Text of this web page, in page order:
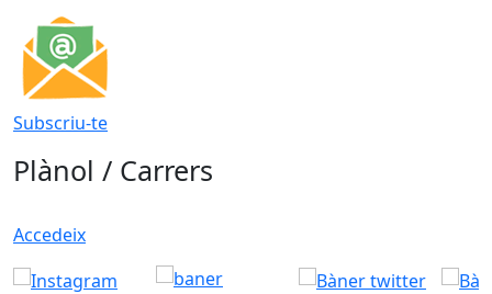
Subscriu-te
Plànol / Carrers
Accedeix